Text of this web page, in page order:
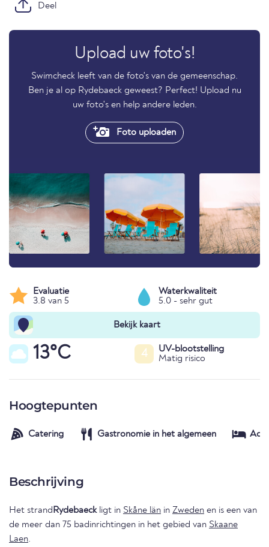
Deel
Upload uw foto's!
Swimcheck leeft van de foto's van de gemeenschap.
Ben je al op Rydebaeck geweest? Perfect! Upload nu
uw foto's en help andere leden.
Foto uploaden
Evaluatie
3.8 van 5
Waterkwaliteit
5.0 - sehr gut
Bekijk kaart
13°C 4
UV-blootstelling
Matig risico
Hoogtepunten
Catering Gastronomie in het algemeen
Beschrijving
Het strandRydebaeckligt in Skåne län in Zweden en is een van
de meer dan 75 badinrichtingen in het gebied van Skaane
Laen.